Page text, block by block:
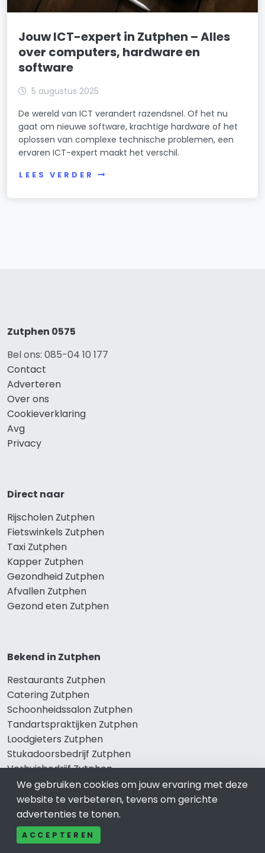
Jouw ICT-expert in Zutphen – Alles
over computers, hardware en
software
5 augustus 2025
De wereld van ICT verandert razendsnel. Of het nu
gaat om nieuwe software, krachtige hardware of het
oplossen van complexe technische problemen, een
ervaren ICT-expert maakt het verschil.
LEES VERDER
Zutphen 0575
Bel ons: 085-04 10 177
Contact
Adverteren
Over ons
Cookieverklaring
Avg
Privacy
Direct naar
Rijscholen Zutphen
Fietswinkels Zutphen
Taxi Zutphen
Kapper Zutphen
Gezondheid Zutphen
Afvallen Zutphen
Gezond eten Zutphen
Bekend in Zutphen
Restaurants Zutphen
Catering Zutphen
Schoonheidssalon Zutphen
Tandartspraktijken Zutphen
Loodgieters Zutphen
Stukadoorsbedrijf Zutphen
Verhuisbedrijf Zutphen
Wij zijn er voor
Winkelen Zutphen
We gebruiken cookies om jouw ervaring met deze
website te verbeteren, tevens om gerichte
advertenties te tonen.
ACCEPTEREN